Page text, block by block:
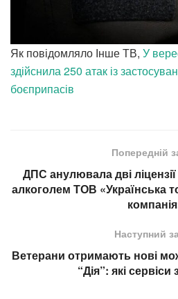
Як повідомляло Інше ТВ, У
здійснила 250 атак із
боєприпасів
Попередній
ДПС анулювала дві
алкоголем ТОВ «Українська
Наступний
Ветерани отримають нові
“Дія”: які сервіси